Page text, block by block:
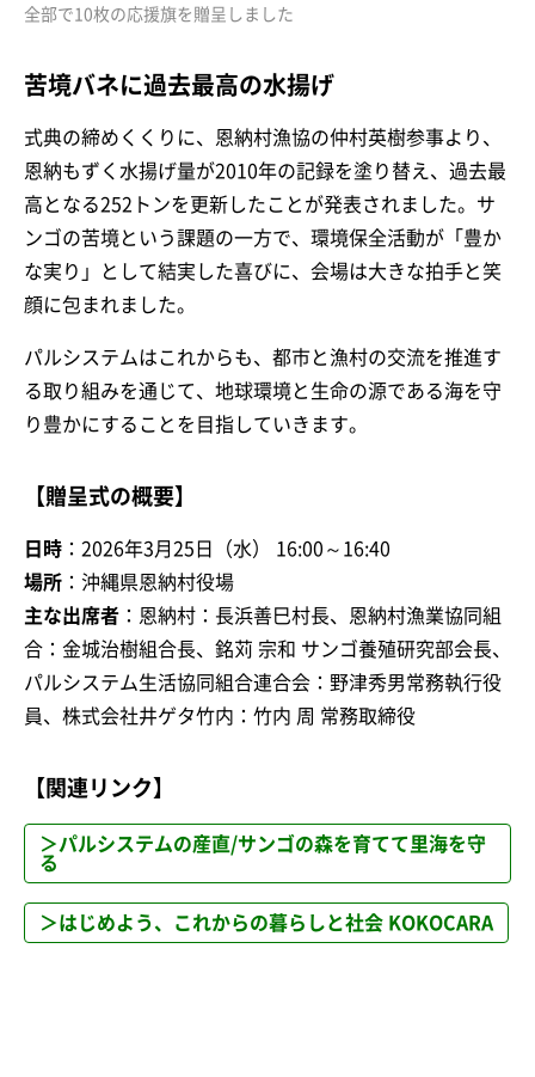
全部で10枚の応援旗を贈呈しました
苦境バネに過去最高の水揚げ
式典の締めくくりに、恩納村漁協の仲村英樹参事より、
恩納もずく水揚げ量が2010年の記録を塗り替え、過去最
高となる252トンを更新したことが発表されました。サ
ンゴの苦境という課題の一方で、環境保全活動が「豊か
な実り」として結実した喜びに、会場は大きな拍手と笑
顔に包まれました。
パルシステムはこれからも、都市と漁村の交流を推進す
る取り組みを通じて、地球環境と生命の源である海を守
り豊かにすることを目指していきます。
【贈呈式の概要】
日時 ：2026年3月25日（水） 16:00～16:40
場所 ：沖縄県恩納村役場
主な出席者 ：恩納村：長浜善巳村長、恩納村漁業協同組
合：金城治樹組合長、銘苅 宗和 サンゴ養殖研究部会長、
パルシステム生活協同組合連合会：野津秀男常務執行役
員、株式会社井ゲタ竹内：竹内 周 常務取締役
【関連リンク】
＞パルシステムの産直/サンゴの森を育てて里海を守
る
＞はじめよう、これからの暮らしと社会 KOKOCARA